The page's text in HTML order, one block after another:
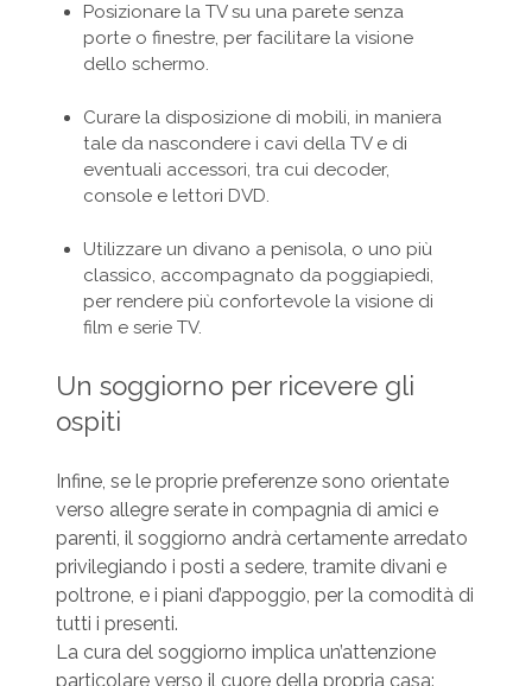
Posizionare la TV su una parete senza
porte o finestre, per facilitare la visione
dello schermo.
Curare la disposizione di mobili, in maniera
tale da nascondere i cavi della TV e di
eventuali accessori, tra cui decoder,
console e lettori DVD.
Utilizzare un divano a penisola, o uno più
classico, accompagnato da poggiapiedi,
per rendere più confortevole la visione di
film e serie TV.
Un soggiorno per ricevere gli
ospiti
Infine, se le proprie preferenze sono orientate
verso allegre serate in compagnia di amici e
parenti, il soggiorno andrà certamente arredato
privilegiando i posti a sedere, tramite divani e
poltrone, e i piani d’appoggio, per la comodità di
tutti i presenti.
La cura del soggiorno implica un’attenzione
particolare verso il cuore della propria casa: